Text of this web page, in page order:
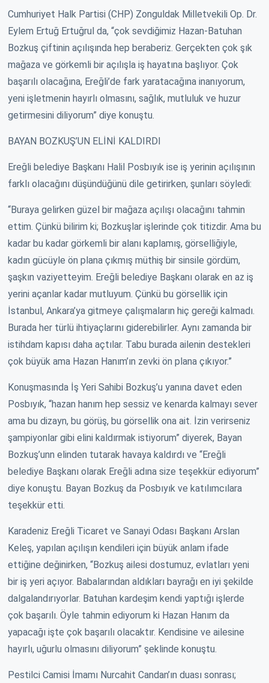
Cumhuriyet Halk Partisi (CHP) Zonguldak Milletvekili Op. Dr.
Eylem Ertuğ Ertuğrul da, “çok sevdiğimiz Hazan-Batuhan
Bozkuş çiftinin açılışında hep beraberiz. Gerçekten çok şık
mağaza ve görkemli bir açılışla iş hayatına başlıyor. Çok
başarılı olacağına, Ereğli’de fark yaratacağına inanıyorum,
yeni işletmenin hayırlı olmasını, sağlık, mutluluk ve huzur
getirmesini diliyorum” diye konuştu.
BAYAN BOZKUŞ’UN ELİNİ KALDIRDI
Ereğli belediye Başkanı Halil Posbıyık ise iş yerinin açılışının
farklı olacağını düşündüğünü dile getirirken, şunları söyledi:
“Buraya gelirken güzel bir mağaza açılışı olacağını tahmin
ettim. Çünkü bilirim ki; Bozkuşlar işlerinde çok titizdir. Ama bu
kadar bu kadar görkemli bir alanı kaplamış, görselliğiyle,
kadın gücüyle ön plana çıkmış müthiş bir sinsile gördüm,
şaşkın vaziyetteyim. Ereğli belediye Başkanı olarak en az iş
yerini açanlar kadar mutluyum. Çünkü bu görsellik için
İstanbul, Ankara’ya gitmeye çalışmaların hiç gereği kalmadı.
Burada her türlü ihtiyaçlarını giderebilirler. Aynı zamanda bir
istihdam kapısı daha açtılar. Tabu burada ailenin destekleri
çok büyük ama Hazan Hanım’ın zevki ön plana çıkıyor.”
Konuşmasında İş Yeri Sahibi Bozkuş’u yanına davet eden
Posbıyık, “hazan hanım hep sessiz ve kenarda kalmayı sever
ama bu dizayn, bu görüş, bu görsellik ona ait. İzin verirseniz
şampiyonlar gibi elini kaldırmak istiyorum” diyerek, Bayan
Bozkuş’unn elinden tutarak havaya kaldırdı ve “Ereğli
belediye Başkanı olarak Ereğli adına size teşekkür ediyorum”
diye konuştu. Bayan Bozkuş da Posbıyık ve katılımcılara
teşekkür etti.
Karadeniz Ereğli Ticaret ve Sanayi Odası Başkanı Arslan
Keleş, yapılan açılışın kendileri için büyük anlam ifade
ettiğine değinirken, “Bozkuş ailesi dostumuz, evlatları yeni
bir iş yeri açıyor. Babalarından aldıkları bayrağı en iyi şekilde
dalgalandırıyorlar. Batuhan kardeşim kendi yaptığı işlerde
çok başarılı. Öyle tahmin ediyorum ki Hazan Hanım da
yapacağı işte çok başarılı olacaktır. Kendisine ve ailesine
hayırlı, uğurlu olmasını diliyorum” şeklinde konuştu.
Pestilci Camisi İmamı Nurcahit Candan’ın duası sonrası;